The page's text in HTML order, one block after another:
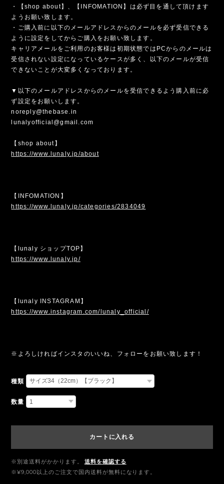
・【shop about】、【INFOMATION】は必ず目を通して頂けます
ようお願い致します。
・ご購入前に以下のメールアドレスからのメールを必ず受信できる
ように設定をしてからご購入をお願い致します。
キャリアメールをご利用のお客様は初期状態ではPCからのメールは
受信されない設定になっているケースが多く、以下のメールが受信
できないことが大変多くなっております。
▼以下のメールアドレスからのメールを受信できるよう購入前に必
ず設定をお願いします。
noreply@thebase.in
lunalyofficial@gmail.com
【shop about】
https://www.lunaly.jp/about
【INFOMATION】
https://www.lunaly.jp/categories/2834049
【lunaly ショップTOP】
https://www.lunaly.jp/
【lunaly INSTAGRAM】
https://www.instagram.com/lunaly_official/
※よろしければインスタのいいね、フォローをお願い致します！
種類
数量
カートに入れる
※別途送料がかかります。
送料を確認する
※¥9,000以上のご注文で国内送料が無料になります。